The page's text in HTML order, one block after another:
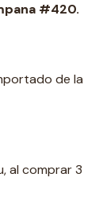
#420.
de la
al comprar 3